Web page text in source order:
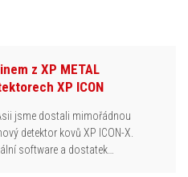
z XP METAL
XP ICON
jsme dostali mimořádnou
detektor kovů XP ICON-X.
software a dostatek…